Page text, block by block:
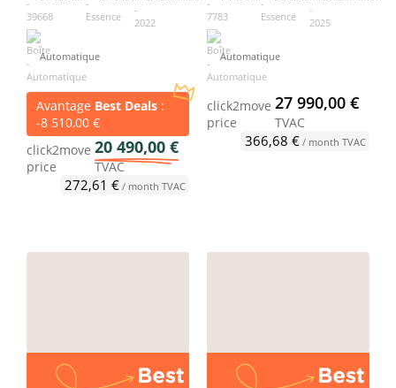
Automatique
Avantage Best Deals :
-8 510,00 €
click2move
price
20 490,00 €
TVAC
272,61 €/ month TVAC
Automatique
click2move
price
27 990,00 €
TVAC
366,68 €/ month TVAC